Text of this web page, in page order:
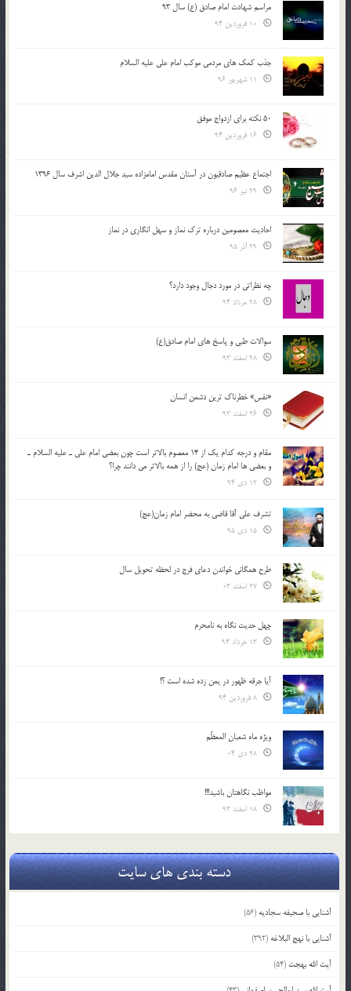
مراسم شهادت امام صادق (ع) سال 93
جذب کمک های مردمی موکب امام علی علیه السلام
50 نکته برای ازدواج موفق
اجتماع عظیم صادقیون در آستان مقدس امامزاده سید جلال الدین اشرف سال 1396
احادیث معصومین درباره ترک نماز و سهل انگاری در نماز
چه نظراتی در مورد دجال وجود دارد؟
سوالات طبی و پاسخ های امام صادق(ع)
«نفس» خطرناک ترین دشمن انسان
مقام و درجه كدام يك از 14 معصوم بالاتر است چون بعضي امام علي ـ عليه السلام ـ
و بعضي ها امام زمان (عج) را از همه بالاتر مي دانند چرا؟
تشرف علي آقا قاضي به محضر امام زمان(عج)
طرح همگانی خواندن دعای فرج در لحظه تحویل سال
چهل حدیث نگاه به نامحرم
آیا جرقه ظهور در یمن زده شده است ؟!
ویژه ماه شعبان المعظّم
مواظب نگاهتان باشید!!!
دسته بندی های سایت
آشنایی با صحیفه سجادیه (56)
آشنایی با نهج البلاغه (392)
آیت الله بهجت (54)